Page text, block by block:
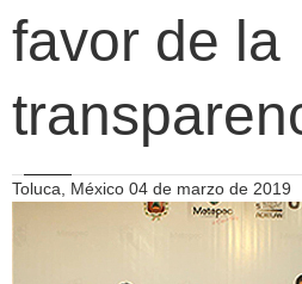
favor de la
Toluca, México 04 de marzo de 2019